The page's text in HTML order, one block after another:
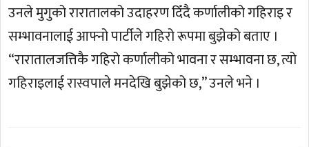
उनले मुगुको रारातालको उदाहरण दिँदै कर्णालीको गहिराइ र
सम्भावनालाई आफ्नो पार्टीले गहिरो रूपमा बुझेको बताए ।
“रारातालजत्तिकै गहिरो कर्णालीको भावना र सम्भावना छ, त्यो
गहिराइलाई रास्वपाले मनदेखि बुझेको छ,” उनले भने ।